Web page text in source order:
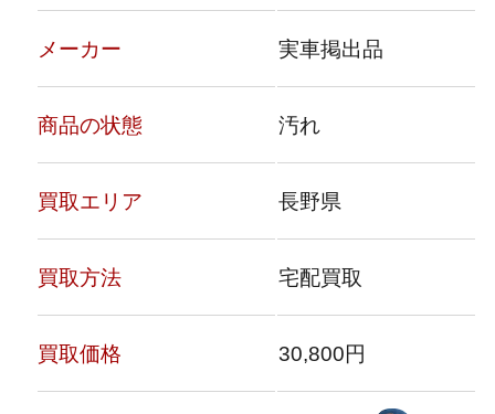
メーカー 実車掲出品
商品の状態 汚れ
買取エリア 長野県
買取方法 宅配買取
買取価格 30,800円